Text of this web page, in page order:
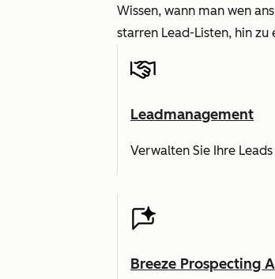
Wissen, wann man wen
starren Lead-Listen, hin zu
Leadmanagement
Verwalten Sie Ihre
Breeze Prospecting